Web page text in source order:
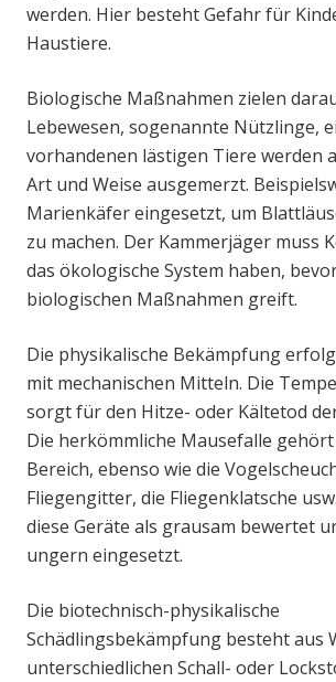
werden. Hier besteht Gefahr für
Haustiere.
Biologische Maßnahmen zielen
Lebewesen, sogenannte Nützlinge,
vorhandenen lästigen Tiere werden
Art und Weise ausgemerzt.
Marienkäfer eingesetzt, um
zu machen. Der Kammerjäger muss
das ökologische System haben,
biologischen Maßnahmen greift.
Die physikalische Bekämpfung
mit mechanischen Mitteln. Die
sorgt für den Hitze- oder Kältetod
Die herkömmliche Mausefalle
Bereich, ebenso wie die
Fliegengitter, die Fliegenklatsche
diese Geräte als grausam bewertet
ungern eingesetzt.
Die biotechnisch-physikalische
Schädlingsbekämpfung besteht aus
unterschiedlichen Schall- oder